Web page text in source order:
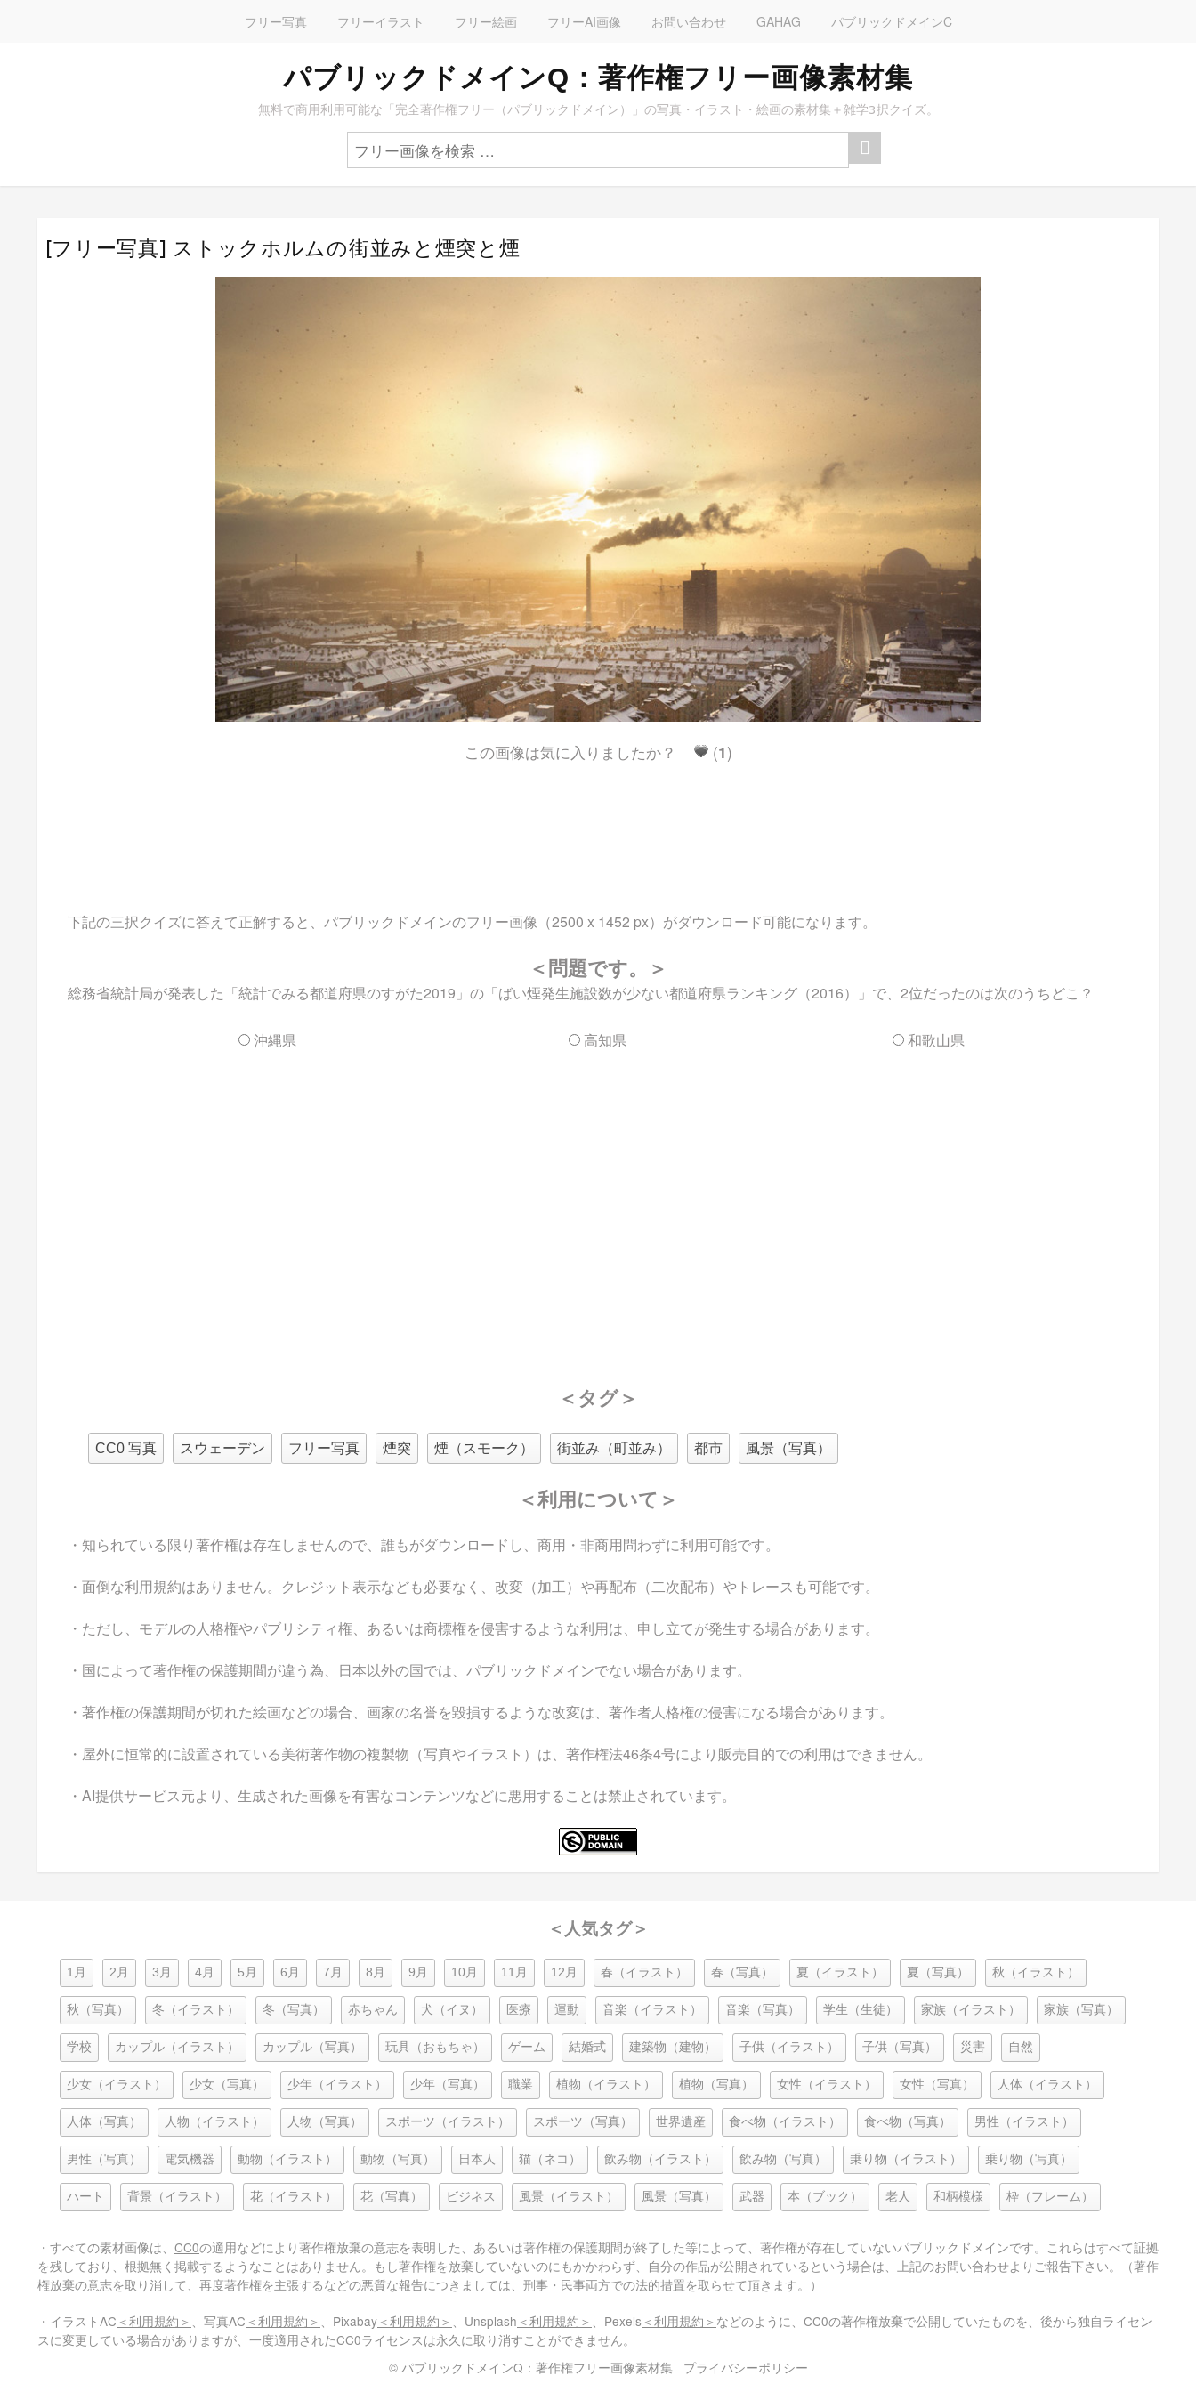
フリー写真 フリーイラスト フリー絵画 フリーAI画像 お問い合わせ GAHAG パブリックドメインC
パブリックドメインQ：著作権フリー画像素材集
無料で商用利用可能な「完全著作権フリー（パブリックドメイン）」の写真・イラスト・絵画の素材集＋雑学3択クイズ。
[フリー写真] ストックホルムの街並みと煙突と煙
この画像は気に入りましたか？ (1)
下記の三択クイズに答えて正解すると、パブリックドメインのフリー画像（2500 x 1452 px）がダウンロード可能になります。
＜問題です。＞
総務省統計局が発表した「統計でみる都道府県のすがた2019」の「ばい煙発生施設数が少ない都道府県ランキング（2016）」で、2位だったのは次のうちどこ？
沖縄県 高知県 和歌山県
＜タグ＞
CC0 写真 スウェーデン フリー写真 煙突 煙（スモーク） 街並み（町並み） 都市 風景（写真）
＜利用について＞
・知られている限り著作権は存在しませんので、誰もがダウンロードし、商用・非商用問わずに利用可能です。
・面倒な利用規約はありません。クレジット表示なども必要なく、改変（加工）や再配布（二次配布）やトレースも可能です。
・ただし、モデルの人格権やパブリシティ権、あるいは商標権を侵害するような利用は、申し立てが発生する場合があります。
・国によって著作権の保護期間が違う為、日本以外の国では、パブリックドメインでない場合があります。
・著作権の保護期間が切れた絵画などの場合、画家の名誉を毀損するような改変は、著作者人格権の侵害になる場合があります。
・屋外に恒常的に設置されている美術著作物の複製物（写真やイラスト）は、著作権法46条4号により販売目的での利用はできません。
・AI提供サービス元より、生成された画像を有害なコンテンツなどに悪用することは禁止されています。
＜人気タグ＞
1月 2月 3月 4月 5月 6月 7月 8月 9月 10月 11月 12月 春（イラスト） 春（写真） 夏（イラスト） 夏（写真） 秋（イラスト）
秋（写真） 冬（イラスト） 冬（写真） 赤ちゃん 犬（イヌ） 医療 運動 音楽（イラスト） 音楽（写真） 学生（生徒） 家族（イラスト） 家族（写真）
学校 カップル（イラスト） カップル（写真） 玩具（おもちゃ） ゲーム 結婚式 建築物（建物） 子供（イラスト） 子供（写真） 災害 自然
少女（イラスト） 少女（写真） 少年（イラスト） 少年（写真） 職業 植物（イラスト） 植物（写真） 女性（イラスト） 女性（写真） 人体（イラスト）
人体（写真） 人物（イラスト） 人物（写真） スポーツ（イラスト） スポーツ（写真） 世界遺産 食べ物（イラスト） 食べ物（写真） 男性（イラスト）
男性（写真） 電気機器 動物（イラスト） 動物（写真） 日本人 猫（ネコ） 飲み物（イラスト） 飲み物（写真） 乗り物（イラスト） 乗り物（写真）
ハート 背景（イラスト） 花（イラスト） 花（写真） ビジネス 風景（イラスト） 風景（写真） 武器 本（ブック） 老人 和柄模様 枠（フレーム）
・すべての素材画像は、 CC0の適用などにより著作権放棄の意志を表明した、あるいは著作権の保護期間が終了した等によって、著作権が存在していないパブリックドメインです。これらはすべて証拠
を残しており、根拠無く掲載するようなことはありません。もし著作権を放棄していないのにもかかわらず、自分の作品が公開されているという場合は、上記のお問い合わせよりご報告下さい。（著作
権放棄の意志を取り消して、再度著作権を主張するなどの悪質な報告につきましては、刑事・民事両方での法的措置を取らせて頂きます。）
・イラストAC ＜利用規約＞ 、写真AC ＜利用規約＞ 、Pixabay ＜利用規約＞ 、Unsplash ＜利用規約＞ 、Pexels ＜利用規約＞ などのように、CC0の著作権放棄で公開していたものを、後から独自ライセン
スに変更している場合がありますが、一度適用されたCC0ライセンスは永久に取り消すことができません。
© パブリックドメインQ：著作権フリー画像素材集
プライバシーポリシー